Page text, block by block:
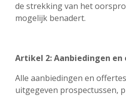
de strekking van het
mogelijk benadert.
Artikel 2: Aanbiedingen en
Alle aanbiedingen en
uitgegeven prospectussen,